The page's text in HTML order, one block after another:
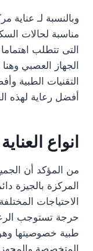
وبالنسبة لـ
مناسبة لحالات
التى تتطلب
الجهاز العصبي
التقنيات الطبية
أفضل رعاية لهذه
انواع
من المؤكد أن
المركزة بالجيزة
الاحتياجات
حرجة تستوجب
طبية خصوصيتها